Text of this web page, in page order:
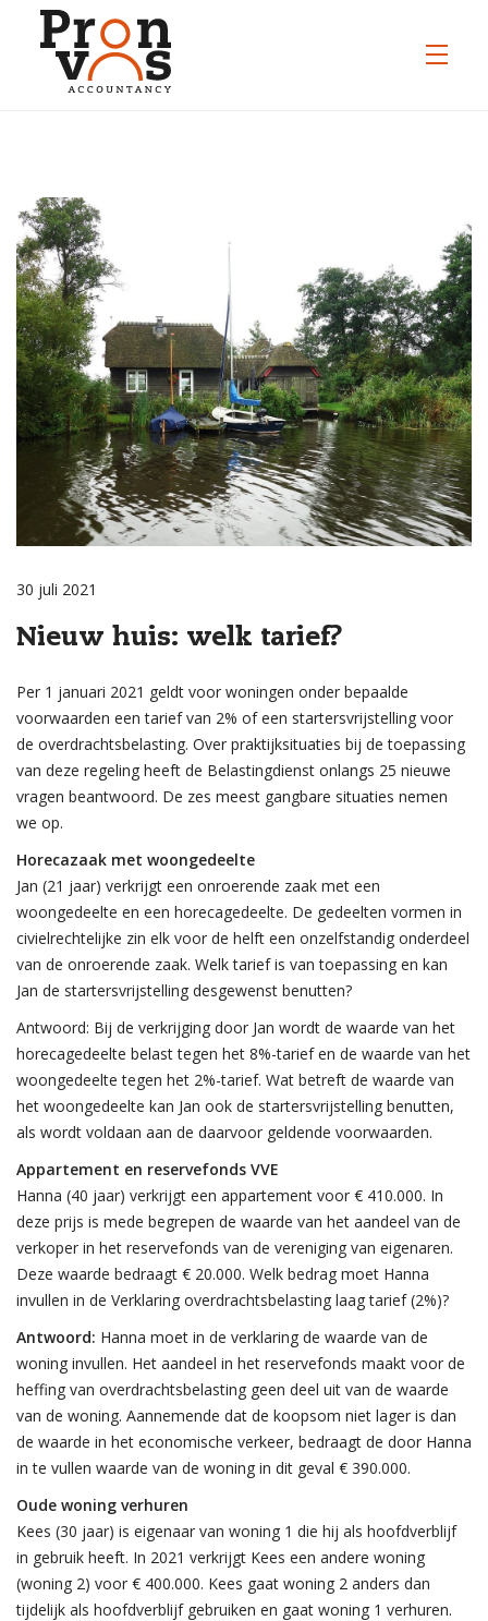
30 juli 2021
Nieuw huis: welk tarief?
Per 1 januari 2021 geldt voor woningen onder bepaalde
voorwaarden een tarief van 2% of een startersvrijstelling voor
de overdrachtsbelasting. Over praktijksituaties bij de toepassing
van deze regeling heeft de Belastingdienst onlangs 25 nieuwe
vragen beantwoord. De zes meest gangbare situaties nemen
we op.
Horecazaak met woongedeelte
Jan (21 jaar) verkrijgt een onroerende zaak met een
woongedeelte en een horecagedeelte. De gedeelten vormen in
civielrechtelijke zin elk voor de helft een onzelfstandig onderdeel
van de onroerende zaak. Welk tarief is van toepassing en kan
Jan de startersvrijstelling desgewenst benutten?
Antwoord: Bij de verkrijging door Jan wordt de waarde van het
horecagedeelte belast tegen het 8%-tarief en de waarde van het
woongedeelte tegen het 2%-tarief. Wat betreft de waarde van
het woongedeelte kan Jan ook de startersvrijstelling benutten,
als wordt voldaan aan de daarvoor geldende voorwaarden.
Appartement en reservefonds VVE
Hanna (40 jaar) verkrijgt een appartement voor € 410.000. In
deze prijs is mede begrepen de waarde van het aandeel van de
verkoper in het reservefonds van de vereniging van eigenaren.
Deze waarde bedraagt € 20.000. Welk bedrag moet Hanna
invullen in de Verklaring overdrachtsbelasting laag tarief (2%)?
Antwoord: Hanna moet in de verklaring de waarde van de
woning invullen. Het aandeel in het reservefonds maakt voor de
heffing van overdrachtsbelasting geen deel uit van de waarde
van de woning. Aannemende dat de koopsom niet lager is dan
de waarde in het economische verkeer, bedraagt de door Hanna
in te vullen waarde van de woning in dit geval € 390.000.
Oude woning verhuren
Kees (30 jaar) is eigenaar van woning 1 die hij als hoofdverblijf
in gebruik heeft. In 2021 verkrijgt Kees een andere woning
(woning 2) voor € 400.000. Kees gaat woning 2 anders dan
tijdelijk als hoofdverblijf gebruiken en gaat woning 1 verhuren.